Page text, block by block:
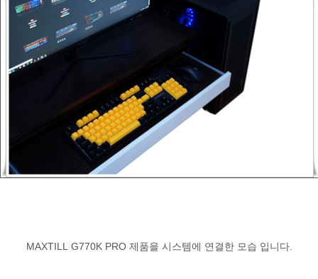
MAXTILL G770K PRO 제품을 시스템에 연결한 모습 입니다.